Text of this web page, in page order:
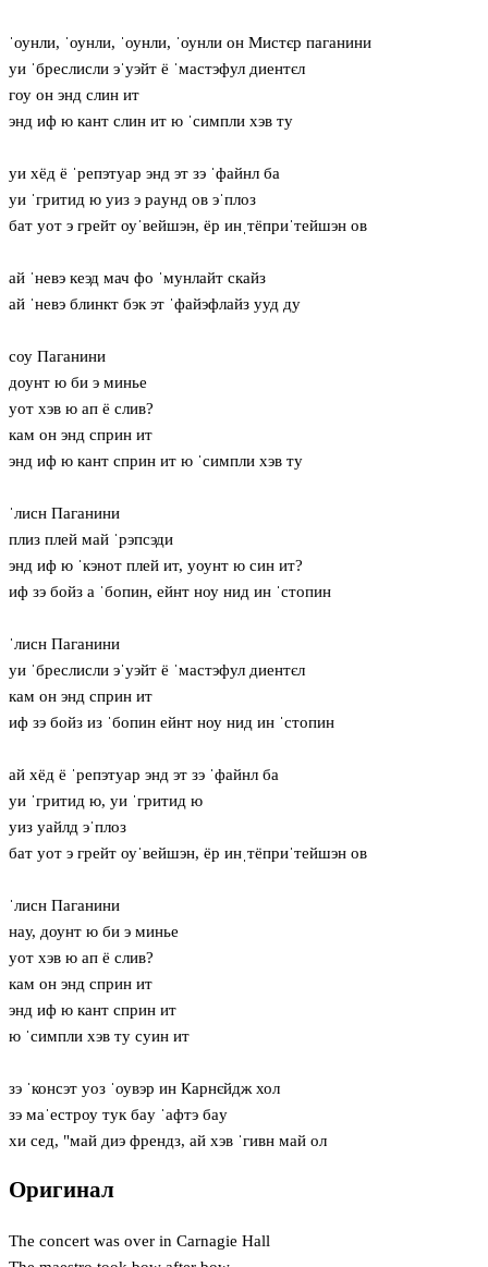
ˈоунли, ˈоунли, ˈоунли, ˈоунли он Мистєр паганини
уи ˈбреслисли эˈуэйт ё ˈмастэфул диентєл
гоу он энд слин ит
энд иф ю кант слин ит ю ˈсимпли хэв ту
уи хёд ё ˈрепэтуар энд эт зэ ˈфайнл ба
уи ˈгритид ю уиз э рaунд ов эˈплоз
бат уот э грейт оуˈвейшэн, ёр инˌтёприˈтейшэн ов
ай ˈневэ кеэд мач фо ˈмунлайт скайз
ай ˈневэ блинкт бэк эт ˈфайэфлайз ууд ду
соу Паганини
доунт ю би э минье
уот хэв ю ап ё слив?
кам он энд сприн ит
энд иф ю кант сприн ит ю ˈсимпли хэв ту
ˈлисн Паганини
плиз плей май ˈрэпсэди
энд иф ю ˈкэнот плей ит, уоунт ю син ит?
иф зэ бойз а ˈбопин, ейнт ноу нид ин ˈстопин
ˈлисн Паганини
уи ˈбреслисли эˈуэйт ё ˈмастэфул диентєл
кам он энд сприн ит
иф зэ бойз из ˈбопин ейнт ноу нид ин ˈстопин
ай хёд ё ˈрепэтуар энд эт зэ ˈфайнл ба
уи ˈгритид ю, уи ˈгритид ю
уиз уайлд эˈплоз
бат уот э грейт оуˈвейшэн, ёр инˌтёприˈтейшэн ов
ˈлисн Паганини
нaу, доунт ю би э минье
уот хэв ю ап ё слив?
кам он энд сприн ит
энд иф ю кант сприн ит
ю ˈсимпли хэв ту суин ит
зэ ˈконсэт уоз ˈоувэр ин Карнєйдж хол
зэ маˈестроу тук бaу ˈафтэ бaу
хи сед, "май диэ френдз, ай хэв ˈгивн май ол
Оригинал
The concert was over in Carnagie Hall